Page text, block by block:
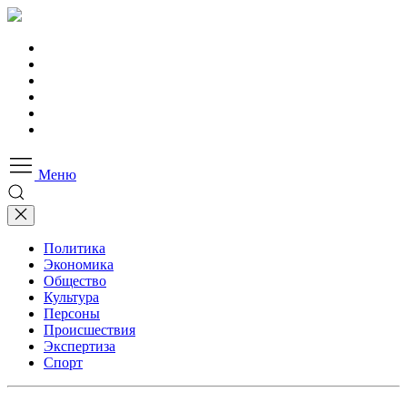
Меню
Политика
Экономика
Общество
Культура
Персоны
Происшествия
Экспертиза
Спорт